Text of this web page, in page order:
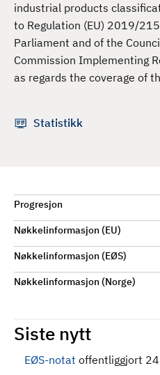
industrial products
to Regulation (EU) 2019/
Parliament and of the
Commission Implementing
as regards the coverage of
Statistikk
Progresjon
Nøkkelinformasjon (EU)
Nøkkelinformasjon (EØS)
Nøkkelinformasjon (Norge)
Siste nytt
EØS-notat offentliggjort